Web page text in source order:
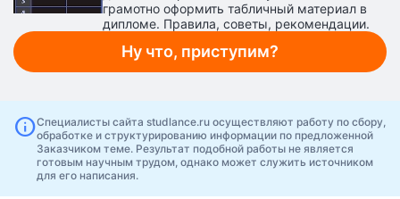
грамотно оформить табличный материал в
дипломе. Правила, советы, рекомендации.
Ну что, приступим?
infoСпециалисты сайта studlance.ru осуществляют работу по сбору,
обработке и структурированию информации по предложенной
Заказчиком теме. Результат подобной работы не является
готовым научным трудом, однако может служить источником
для его написания.